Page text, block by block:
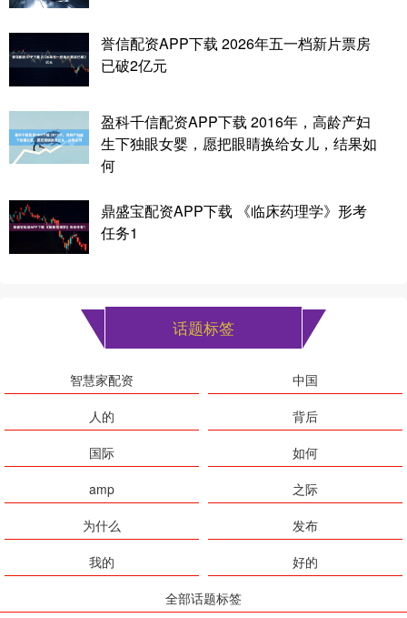
誉信配资APP下载 2026年五一档新片票房
已破2亿元
盈科千信配资APP下载 2016年，高龄产妇
生下独眼女婴，愿把眼睛换给女儿，结果如
何
鼎盛宝配资APP下载 《临床药理学》形考
任务1
话题标签
智慧家配资
中国
人的
背后
国际
如何
amp
之际
为什么
发布
我的
好的
全部话题标签